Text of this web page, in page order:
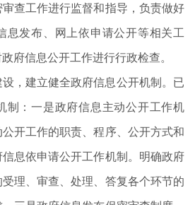
查工作进行监督和指导，负责做好
息发布、网上依申请公开等相关工
府信息公开工作进行行政检查。
设，建立健全政府信息公开机制。已
制：一是政府信息主动公开工作机
开工作的职责、程序、公开方式和
息依申请公开工作机制。明确政府
理、审查、处理、答复各个环节的